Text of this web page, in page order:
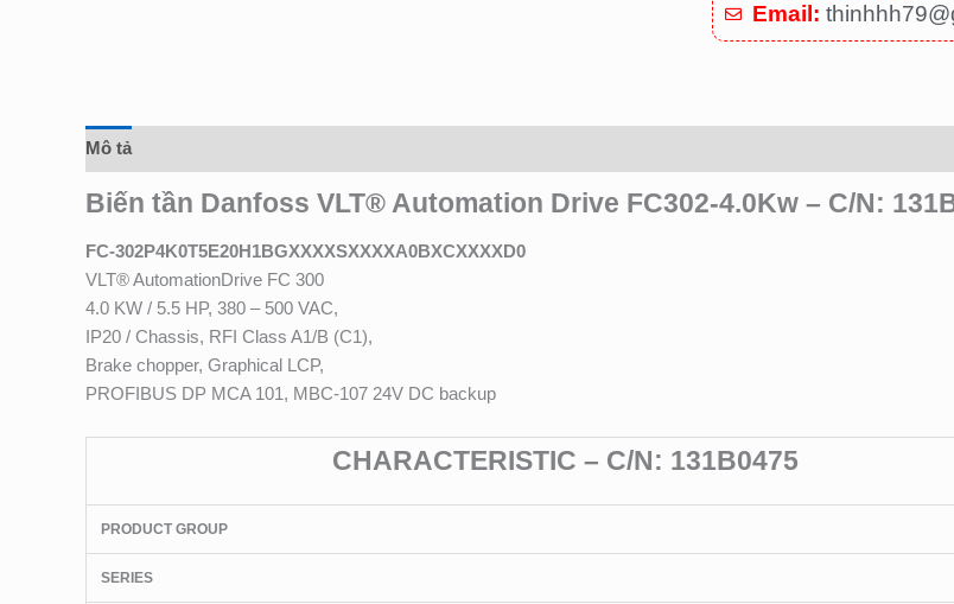
Email:
Mô tả
Biến tần Danfoss VLT® Automation Drive FC302-4.0Kw – C/N:
FC-302P4K0T5E20H1BGXXXXSXXXXA0BXCXXXXD0
VLT® AutomationDrive FC 300
4.0 KW / 5.5 HP, 380 – 500 VAC,
IP20 / Chassis, RFI Class A1/B (C1),
Brake chopper, Graphical LCP,
PROFIBUS DP MCA 101, MBC-107 24V DC backup
CHARACTERISTIC – C/N: 131B0475
PRODUCT GROUP
SERIES